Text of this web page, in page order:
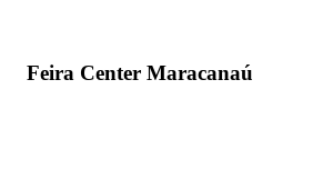
Feira Center Maracanaú